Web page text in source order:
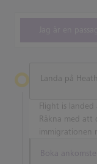
Landa på
Flight is landed
Räkna med
immigrationen
Boka